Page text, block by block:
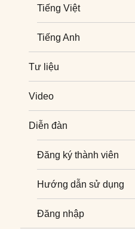
Tiếng Việt
Tiếng Anh
Tư liệu
Video
Diễn đàn
Đăng ký thành viên
Hướng dẫn sử dụng
Đăng nhập